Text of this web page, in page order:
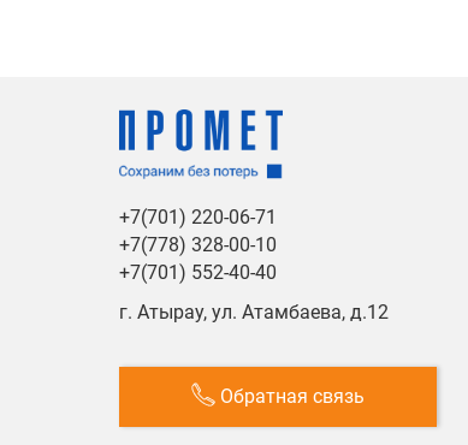
+7(701) 220-06-71
+7(778) 328-00-10
+7(701) 552-40-40
г. Атырау, ул. Атамбаева, д.12
Обратная связь